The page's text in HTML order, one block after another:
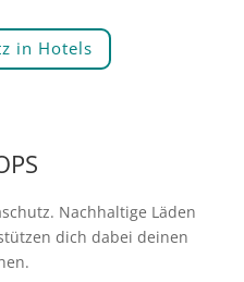
in Hotels
Nachhaltige Läden
dich dabei deinen